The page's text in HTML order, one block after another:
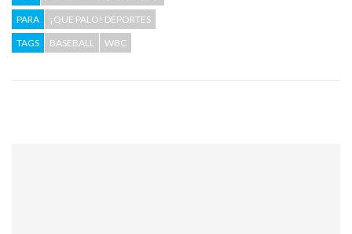
PARA
¡QUE PALO! DEPORTES
TAGS
BASEBALL WBC